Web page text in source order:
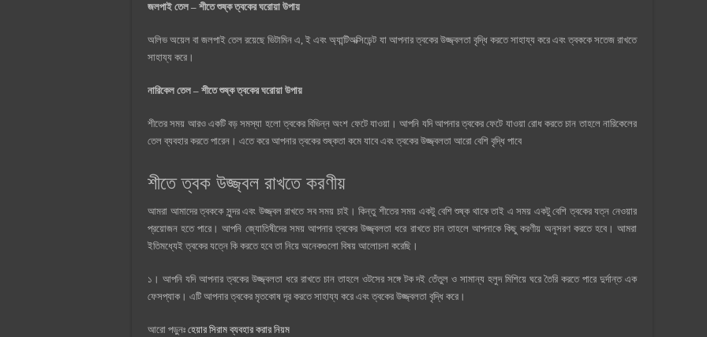
জলপাই তেল – শীতে শুষ্ক ত্বকের ঘরোয়া উপায়
অলিভ অয়েল বা জলপাই তেল রয়েছে ভিটামিন এ, ই এবং অ্যান্টিঅক্সিডেন্ট যা আপনার ত্বকের উজ্জ্বলতা বৃদ্ধি করতে সাহায্য করে এবং ত্বককে সতেজ রাখতে
সাহায্য করে।
নারিকেল তেল – শীতে শুষ্ক ত্বকের ঘরোয়া উপায়
শীতের সময় আরও একটি বড় সমস্যা হলো ত্বকের বিভিন্ন অংশ ফেটে যাওয়া। আপনি যদি আপনার ত্বকের ফেটে যাওয়া রোধ করতে চান তাহলে নারিকেলের
তেল ব্যবহার করতে পারেন। এতে করে আপনার ত্বকের শুষ্কতা কমে যাবে এবং ত্বকের উজ্জ্বলতা আরো বেশি বৃদ্ধি পাবে
শীতে ত্বক উজ্জ্বল রাখতে করণীয়
আমরা আমাদের ত্বককে সুন্দর এবং উজ্জ্বল রাখতে সব সময় চাই। কিন্তু শীতের সময় একটু বেশি শুষ্ক থাকে তাই এ সময় একটু বেশি ত্বকের যত্ন নেওয়ার
প্রয়োজন হতে পারে। আপনি জ্যোতিষীদের সময় আপনার ত্বকের উজ্জ্বলতা ধরে রাখতে চান তাহলে আপনাকে কিছু করণীয় অনুসরণ করতে হবে। আমরা
ইতিমধ্যেই ত্বকের যত্নে কি করতে হবে তা নিয়ে অনেকগুলো বিষয় আলোচনা করেছি।
১। আপনি যদি আপনার ত্বকের উজ্জ্বলতা ধরে রাখতে চান তাহলে ওটসের সঙ্গে টক দই তেঁতুল ও সামান্য হলুদ মিশিয়ে ঘরে তৈরি করতে পারে দুর্দান্ত এক
ফেসপ্যাক। এটি আপনার ত্বকের মৃতকোষ দূর করতে সাহায্য করে এবং ত্বকের উজ্জ্বলতা বৃদ্ধি করে।
আরো পড়ুনঃ হেয়ার সিরাম ব্যবহার করার নিয়ম